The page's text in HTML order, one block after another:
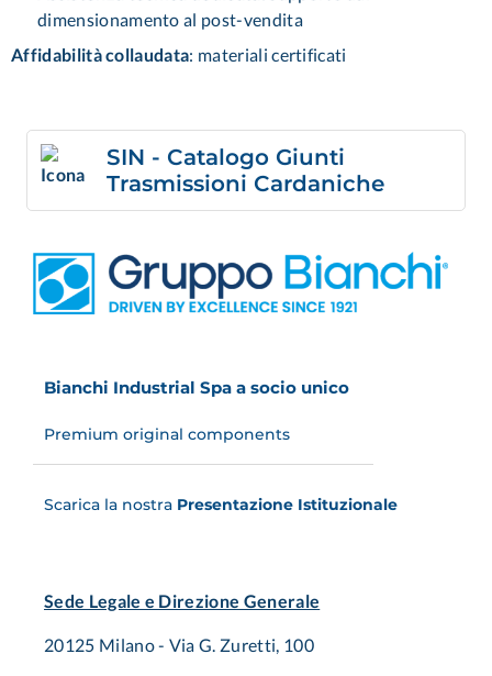
dimensionamento al post-vendita
Affidabilità collaudata: materiali certificati
SIN - Catalogo Giunti
Trasmissioni Cardaniche
Bianchi Industrial Spa a socio unico
Premium original components
Scarica la nostra Presentazione Istituzionale
Sede Legale e Direzione Generale
20125 Milano - Via G. Zuretti, 100